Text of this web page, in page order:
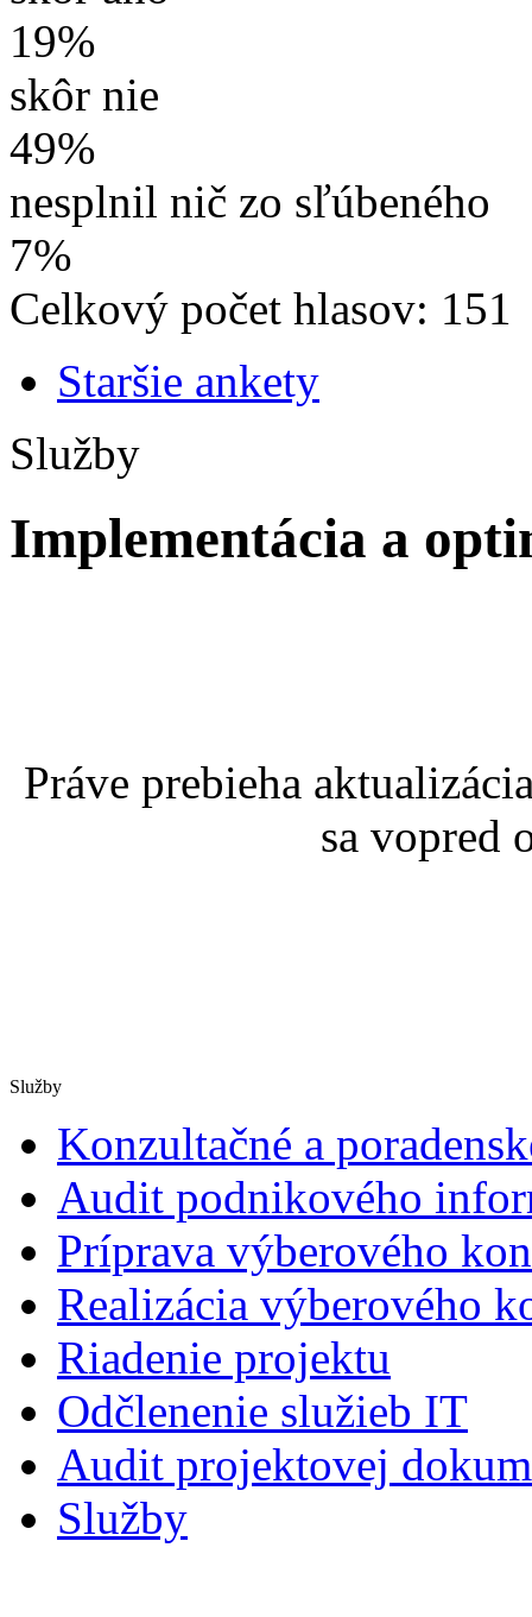
19%
skôr nie
49%
nesplnil nič zo sľúbeného
7%
Celkový počet hlasov: 151
Staršie ankety
Služby
Implementácia a
Práve prebieha
sa vopred
Služby
Konzultačné a
Audit podnikového
Príprava výberového
Realizácia výberového
Riadenie projektu
Odčlenenie služieb IT
Audit projektovej
Služby